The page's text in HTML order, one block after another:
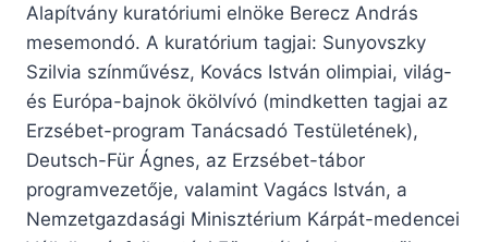
Alapítvány kuratóriumi elnöke Berecz András
mesemondó. A kuratórium tagjai: Sunyovszky
Szilvia színművész, Kovács István olimpiai, világ-
és Európa-bajnok ökölvívó (mindketten tagjai az
Erzsébet-program Tanácsadó Testületének),
Deutsch-Für Ágnes, az Erzsébet-tábor
programvezetője, valamint Vagács István, a
Nemzetgazdasági Minisztérium Kárpát-medencei